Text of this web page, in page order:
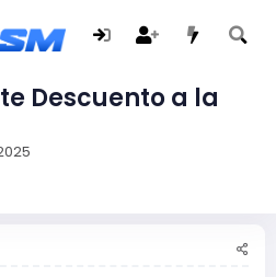
Descuento a la